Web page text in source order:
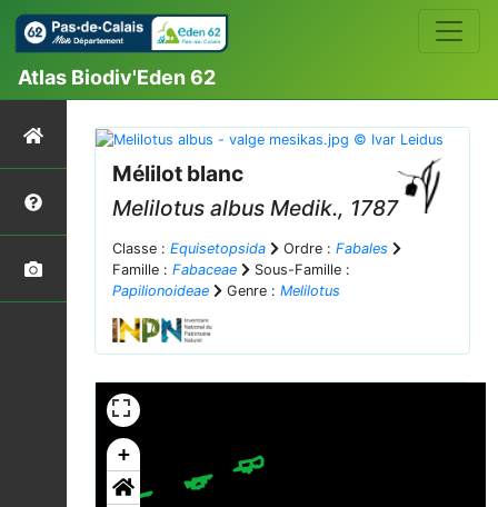
Atlas Biodiv'Eden 62
Mélilot blanc
Melilotus albus Medik., 1787
Classe : Equisetopsida Ordre : Fabales
Famille : Fabaceae
Sous-Famille :
Papilionoideae
Genre : Melilotus
+